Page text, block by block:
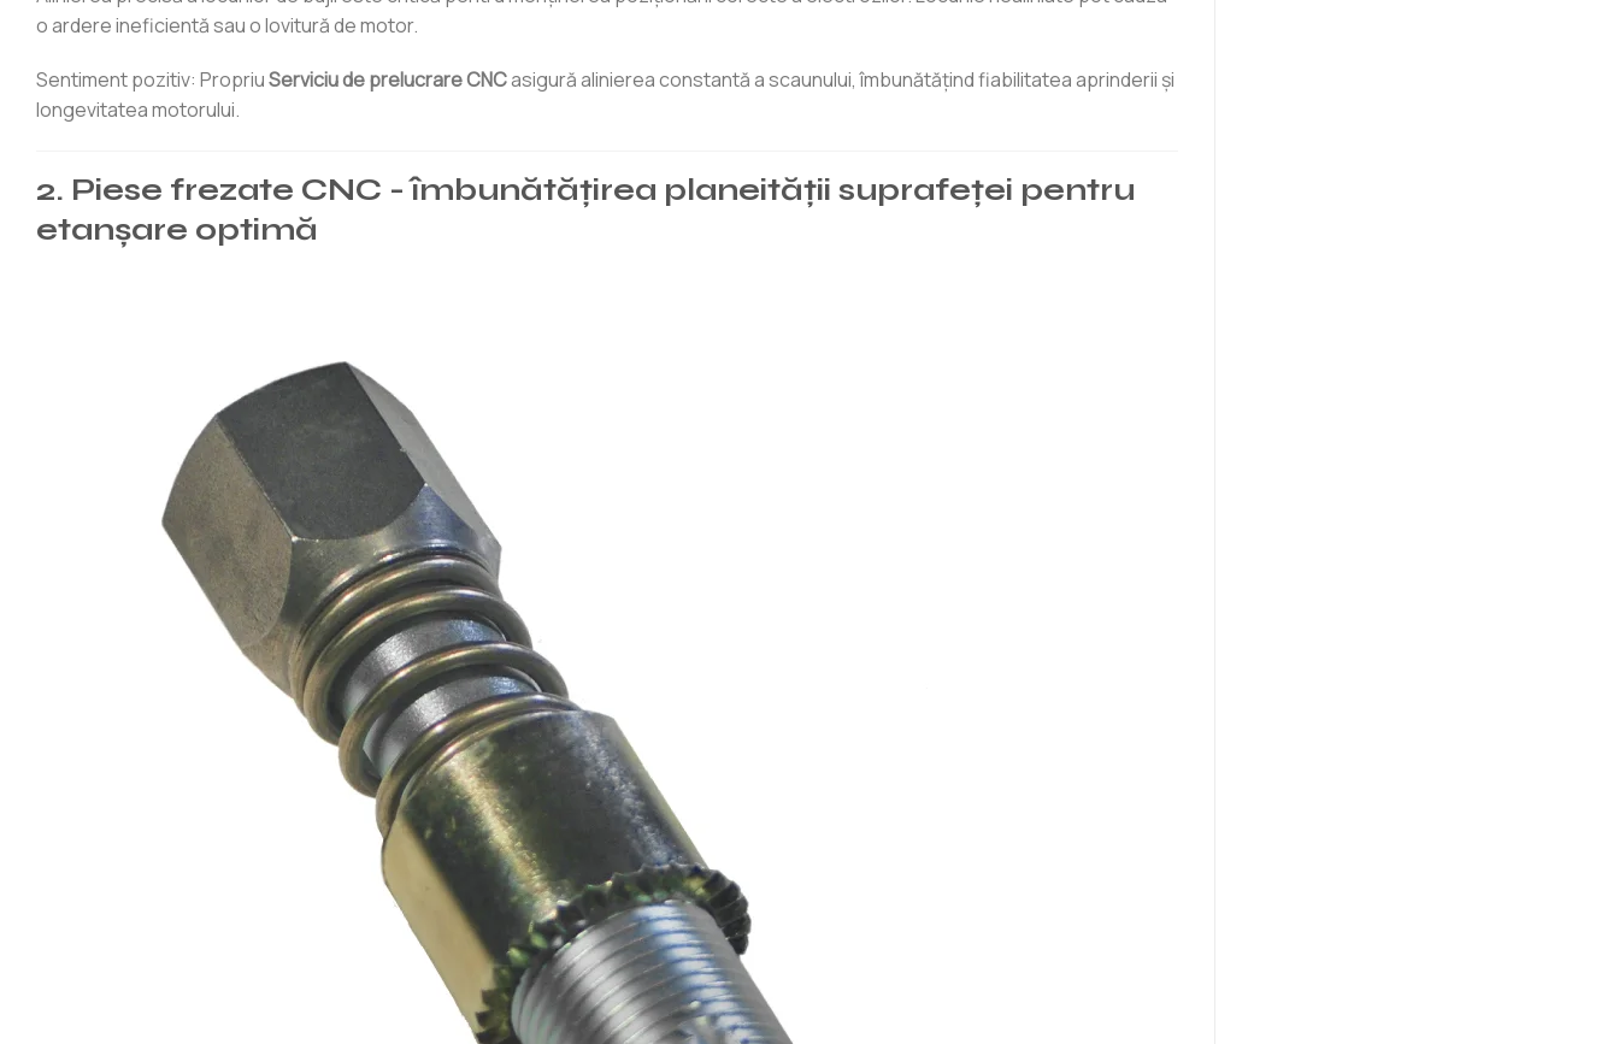
o ardere ineficientă sau o lovitură de motor.
Sentiment pozitiv: PropriuServiciu de prelucrare CNCasigură alinierea constantă a scaunului, îmbunătățind fiabilitatea aprinderii și
longevitatea motorului.
2. Piese frezate CNC - îmbunătățirea planeității suprafeței pentru
etanșare optimă